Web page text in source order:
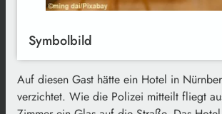
Symbolbild
Auf diesen Gast hätte ein Hotel in
verzichtet. Wie die Polizei mitteilt fliegt